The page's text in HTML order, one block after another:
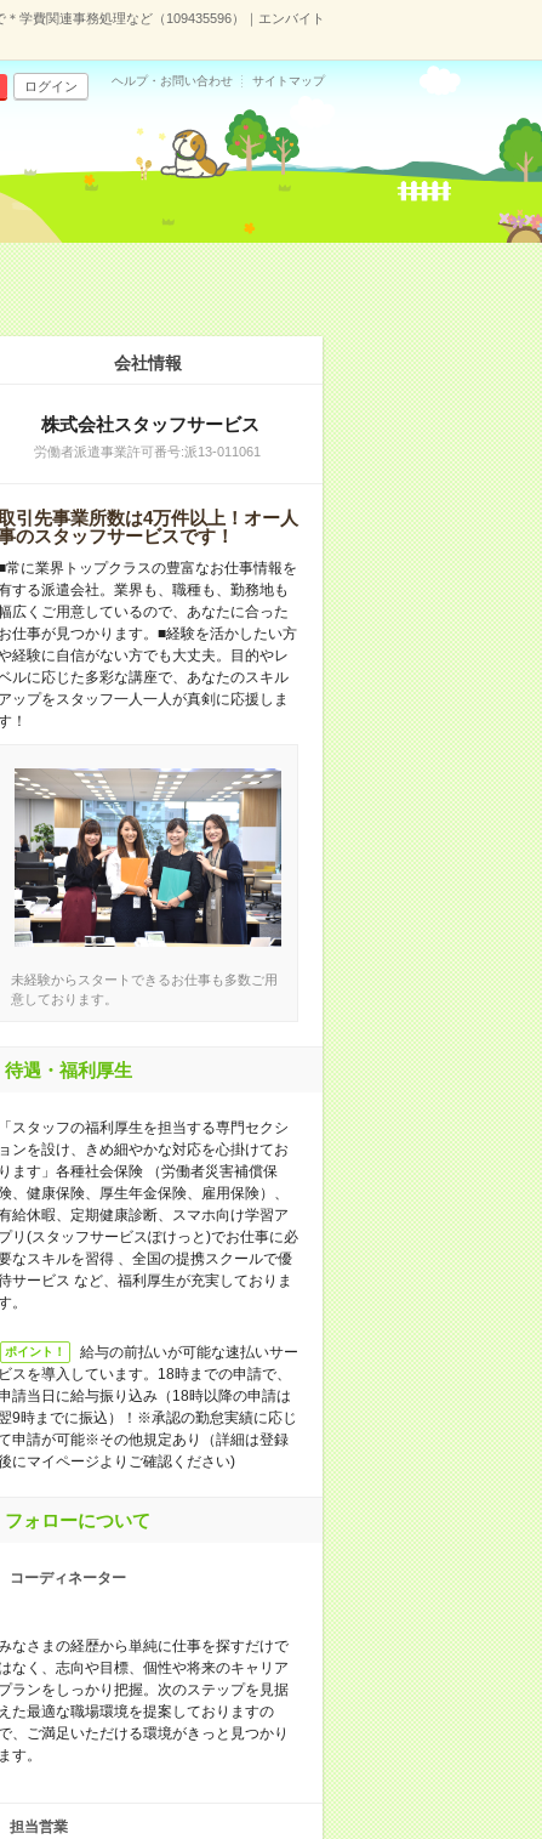
学費関連事務処理など（109435596）｜エンバイト
ログイン ヘルプ・お問い合わせ サイトマップ
会社情報
株式会社スタッフサービス
労働者派遣事業許可番号:派13-011061
引先事業所数は4万件以上！オー人
のスタッフサービスです！
常に業界トップクラスの豊富なお仕事情報を
する派遣会社。業界も、職種も、勤務地も
広くご用意しているので、あなたに合った
お仕事が見つかります。■経験を活かしたい方
経験に自信がない方でも大丈夫。目的やレ
ルに応じた多彩な講座で、あなたのスキル
アップをスタッフ一人一人が真剣に応援しま
！
未経験からスタートできるお仕事も多数ご用
意しております。
待遇・福利厚生
「スタッフの福利厚生を担当する専門セクシ
ョンを設け、きめ細やかな対応を心掛けてお
ります」各種社会保険 （労働者災害補償保
、健康保険、厚生年金保険、雇用保険）、
給休暇、定期健康診断、スマホ向け学習ア
プリ(スタッフサービスぽけっと)でお仕事に必
なスキルを習得 、全国の提携スクールで優
サービス など、福利厚生が充実しておりま
。
ポイント！
給与の前払いが可能な速払いサー
ビスを導入しています。18時までの申請で、
請当日に給与振り込み（18時以降の申請は
9時までに振込）！※承認の勤怠実績に応じ
申請が可能※その他規定あり（詳細は登録
にマイページよりご確認ください)
フォローについて
コーディネーター
なさまの経歴から単純に仕事を探すだけで
なく、志向や目標、個性や将来のキャリア
プランをしっかり把握。次のステップを見据
えた最適な職場環境を提案しておりますの
、ご満足いただける環境がきっと見つかり
ます。
担当営業